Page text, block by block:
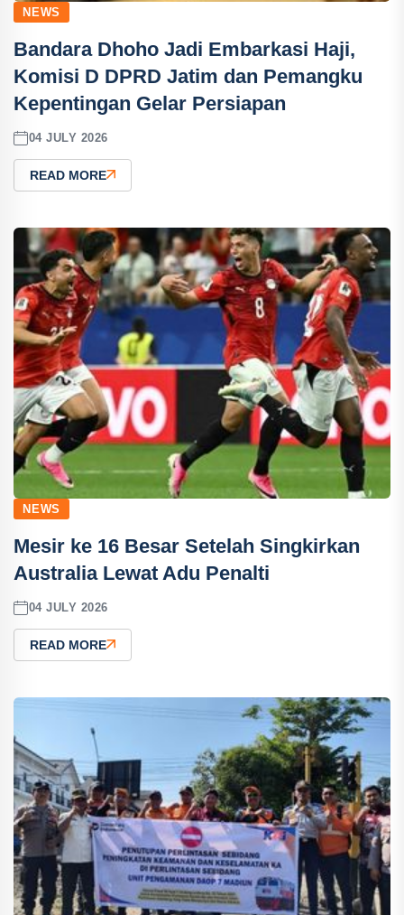
NEWS
Bandara Dhoho Jadi Embarkasi Haji,
Komisi D DPRD Jatim dan Pemangku
Kepentingan Gelar Persiapan
04 JULY 2026
READ MORE
NEWS
Mesir ke 16 Besar Setelah Singkirkan
Australia Lewat Adu Penalti
04 JULY 2026
READ MORE